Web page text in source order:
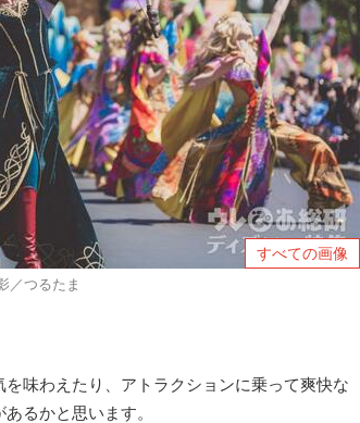
すべての画像
／つるたま
味わえたり、アトラクションに乗って爽快な
るかと思います。